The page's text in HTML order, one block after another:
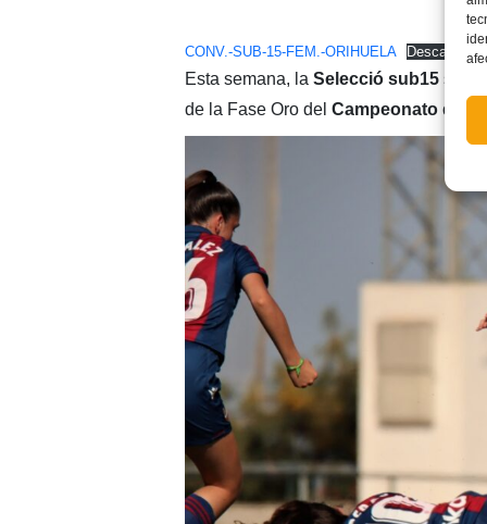
CONV.-SUB-15-FEM.-ORIHUELA Descarga
Esta semana, la Selecció sub15se
de la Fase Oro del Campeonato de